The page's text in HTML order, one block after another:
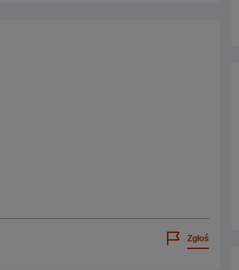
Zgłoś